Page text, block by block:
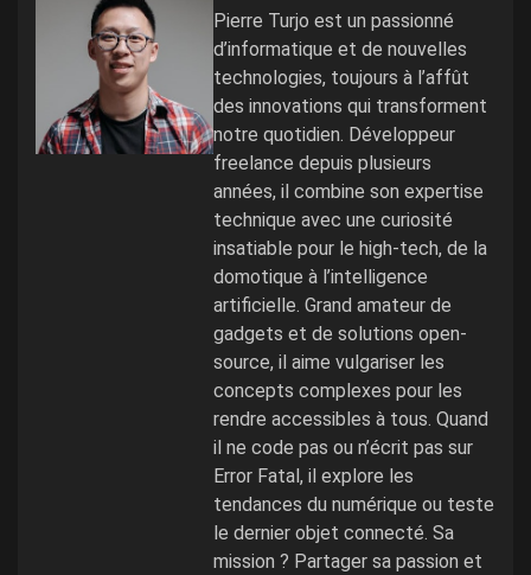
Pierre Turjo est un passionné
d’informatique et de nouvelles
technologies, toujours à l’affût
des innovations qui transforment
notre quotidien. Développeur
freelance depuis plusieurs
années, il combine son expertise
technique avec une curiosité
insatiable pour le high-tech, de la
domotique à l’intelligence
artificielle. Grand amateur de
gadgets et de solutions open-
source, il aime vulgariser les
concepts complexes pour les
rendre accessibles à tous. Quand
il ne code pas ou n’écrit pas sur
Error Fatal, il explore les
tendances du numérique ou teste
le dernier objet connecté. Sa
mission ? Partager sa passion et